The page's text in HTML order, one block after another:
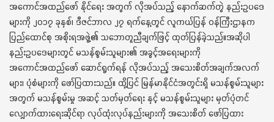
အကောင်အထည်ဖော် နိုင်ရေး အတွက် လိုအပ်သည့် နောက်ဆက်တွဲ နည်းဥပဒေ
များကို ၂၀၁၇ ခုနှစ်၊ ဒီဇင်ဘာလ ၂၇ ရက်နေ့တွင် လူကယ်ပြန် ဝန်ကြီးဌာနက
ပြည်ထောင်စု အစိုးရအဖွဲ့၏ သဘောတူညီချက်ဖြင့် ထုတ်ပြန်ခဲ့သည်။အဆိုပါ
နည်းဥပဒေများတွင် မသန်စွမ်းသူများ၏ အခွင့်အရေးများကို
အကောင်အထည်ဖော် ဆောင်ရွက်ရန် လိုအပ်သည့် အသေးစိတ်အချက်အလက်
များ၊ ပုံစံများကို ဖော်ပြထားသည်။ ထို့ပြင် မြန်မာနိုင်ငံအတွင်းရှိ မသန်စွမ်းသူများ
အတွက် မသန်စွမ်းမှု အဆင့် သတ်မှတ်ရေး နှင့် မသန်စွမ်းသူများ မှတ်ပုံတင်
လျှောက်ထားရေးဆိုင်ရာ လုပ်ထုံးလုပ်နည်းများကို အသေးစိတ် ဖော်ပြထား